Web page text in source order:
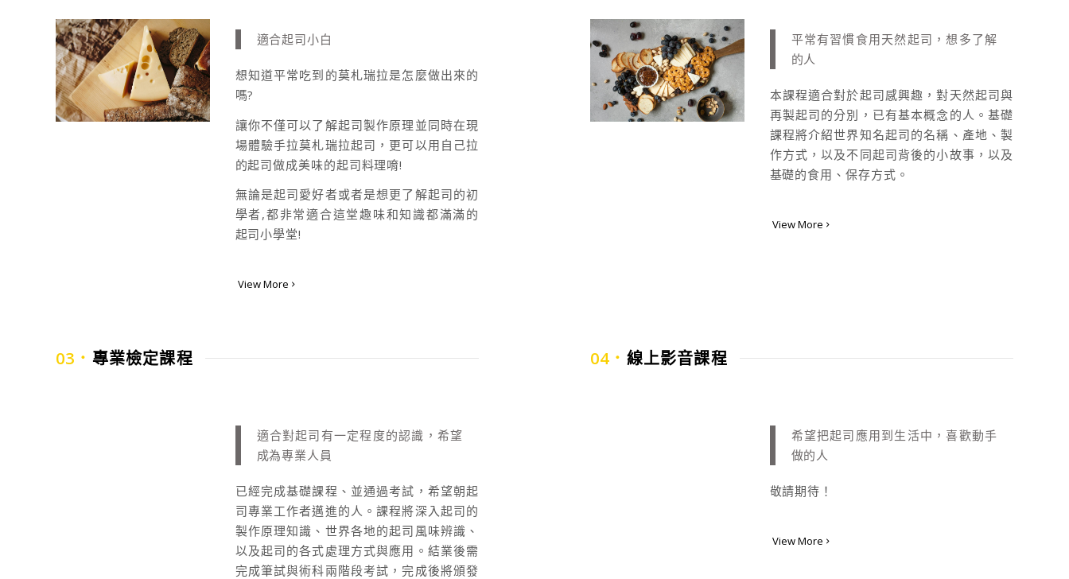
適合起司小白
想知道平常吃到的莫札瑞拉是怎麼做出來的
嗎?
讓你不僅可以了解起司製作原理並同時在現
場體驗手拉莫札瑞拉起司，更可以用自己拉
的起司做成美味的起司料理唷!
無論是起司愛好者或者是想更了解起司的初
學者,都非常適合這堂趣味和知識都滿滿的
起司小學堂!
View More
平常有習慣食用天然起司，想多了解
的人
本課程適合對於起司感興趣，對天然起司與
再製起司的分別，已有基本概念的人。基礎
課程將介紹世界知名起司的名稱、產地、製
作方式，以及不同起司背後的小故事，以及
基礎的食用、保存方式。
View More
03． 專業檢定課程
適合對起司有一定程度的認識，希望
成為專業人員
已經完成基礎課程、並通過考試，希望朝起
司專業工作者邁進的人。課程將深入起司的
製作原理知識、世界各地的起司風味辨識、
以及起司的各式處理方式與應用。結業後需
完成筆試與術科兩階段考試，完成後將頒發
04． 線上影音課程
希望把起司應用到生活中，喜歡動手
做的人
敬請期待！
View More